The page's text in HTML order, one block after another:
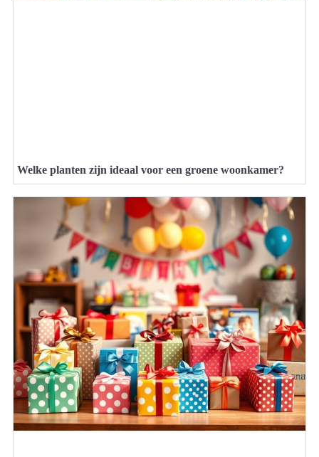
Welke planten zijn ideaal voor een groene woonkamer?